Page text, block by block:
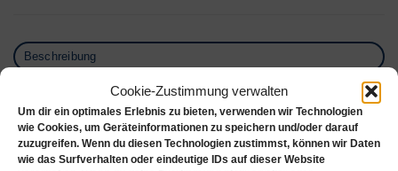
Cookie-Zustimmung verwalten
Um dir ein optimales Erlebnis zu bieten, verwenden wir Technologien
wie Cookies, um Geräteinformationen zu speichern und/oder darauf
zuzugreifen. Wenn du diesen Technologien zustimmst, können wir Daten
wie das Surfverhalten oder eindeutige IDs auf dieser Website
Beschreibung
Zusätzliche Informationen
Rezensionen (0)
Ringschneider